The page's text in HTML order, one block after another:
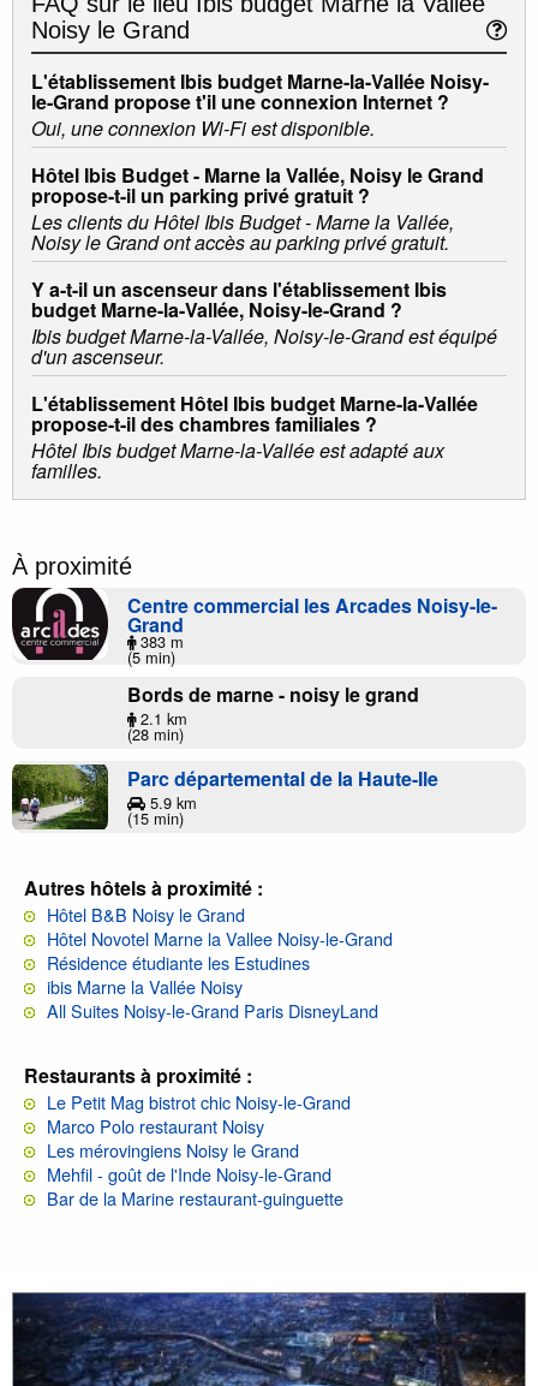
Noisy le Grand
L'établissement Ibis budget Marne-la-Vallée Noisy-
le-Grand propose t'il une connexion Internet ?
Oui, une connexion Wi-Fi est disponible.
Hôtel Ibis Budget - Marne la Vallée, Noisy le Grand
propose-t-il un parking privé gratuit ?
Les clients du Hôtel Ibis Budget - Marne la Vallée,
Noisy le Grand ont accès au parking privé gratuit.
Y a-t-il un ascenseur dans l'établissement Ibis
budget Marne-la-Vallée, Noisy-le-Grand ?
Ibis budget Marne-la-Vallée, Noisy-le-Grand est équipé
d'un ascenseur.
L'établissement Hôtel Ibis budget Marne-la-Vallée
propose-t-il des chambres familiales ?
Hôtel Ibis budget Marne-la-Vallée est adapté aux
familles.
À proximité
Centre commercial les Arcades Noisy-le-
Grand
383 m
(5 min)
Bords de marne - noisy le grand
2.1 km
(28 min)
Parc départemental de la Haute-Ile
5.9 km
(15 min)
Autres hôtels à proximité :
Hôtel B&B Noisy le Grand
Hôtel Novotel Marne la Vallee Noisy-le-Grand
Résidence étudiante les Estudines
ibis Marne la Vallée Noisy
All Suites Noisy-le-Grand Paris DisneyLand
Restaurants à proximité :
Le Petit Mag bistrot chic Noisy-le-Grand
Marco Polo restaurant Noisy
Les mérovingiens Noisy le Grand
Mehfil - goût de l'Inde Noisy-le-Grand
Bar de la Marine restaurant-guinguette